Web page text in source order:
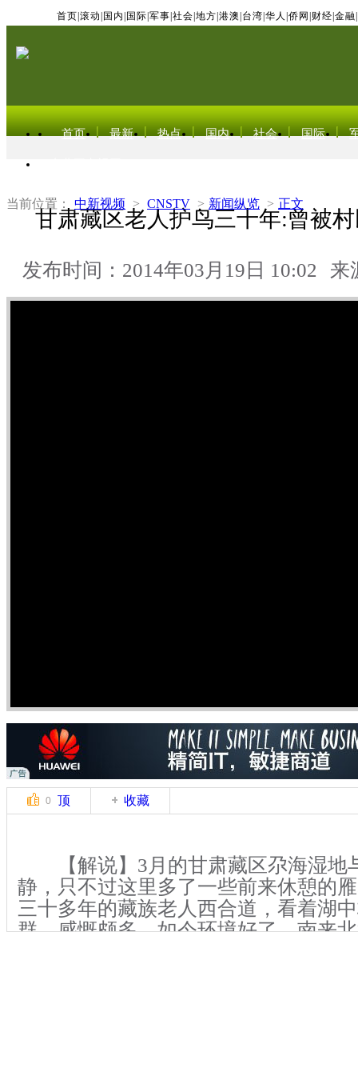
首页 滚动 国内 国际 军事 社会 地方 港澳 台湾 华人 侨网 财经 金融
首页 最新 热点 国内 社会 国际
当前位置： 中新视频 > CNSTV > 新闻纵览 > 正文
甘肃藏区老人护鸟三十年:曾被
发布时间：2014年03月19日 10:02 来
0 顶 收藏
【解说】3月的甘肃藏区尕海湿地
静，只不过这里多了一些前来休憩的
三十多年的藏族老人西合道，看着湖
群，感慨颇多，如今环境好了，南来